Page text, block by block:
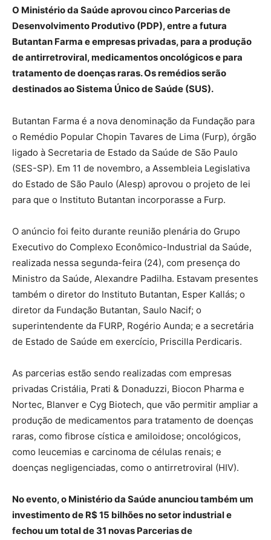
O Ministério da Saúde aprovou cinco Parcerias de
Desenvolvimento Produtivo (PDP), entre a futura
Butantan Farma e empresas privadas, para a produção
de antirretroviral, medicamentos oncológicos e para
tratamento de doenças raras. Os remédios serão
destinados ao Sistema Único de Saúde (SUS).
Butantan Farma é a nova denominação da Fundação para
o Remédio Popular Chopin Tavares de Lima (Furp), órgão
ligado à Secretaria de Estado da Saúde de São Paulo
(SES-SP). Em 11 de novembro, a Assembleia Legislativa
do Estado de São Paulo (Alesp) aprovou o projeto de lei
para que o Instituto Butantan incorporasse a Furp.
O anúncio foi feito durante reunião plenária do Grupo
Executivo do Complexo Econômico-Industrial da Saúde,
realizada nessa segunda-feira (24), com presença do
Ministro da Saúde, Alexandre Padilha. Estavam presentes
também o diretor do Instituto Butantan, Esper Kallás; o
diretor da Fundação Butantan, Saulo Nacif; o
superintendente da FURP, Rogério Aunda; e a secretária
de Estado de Saúde em exercício, Priscilla Perdicaris.
As parcerias estão sendo realizadas com empresas
privadas Cristália, Prati & Donaduzzi, Biocon Pharma e
Nortec, Blanver e Cyg Biotech, que vão permitir ampliar a
produção de medicamentos para tratamento de doenças
raras, como fibrose cística e amiloidose; oncológicos,
como leucemias e carcinoma de células renais; e
doenças negligenciadas, como o antirretroviral (HIV).
No evento, o Ministério da Saúde anunciou também um
investimento de R$ 15 bilhões no setor industrial e
fechou um total de 31 novas Parcerias de